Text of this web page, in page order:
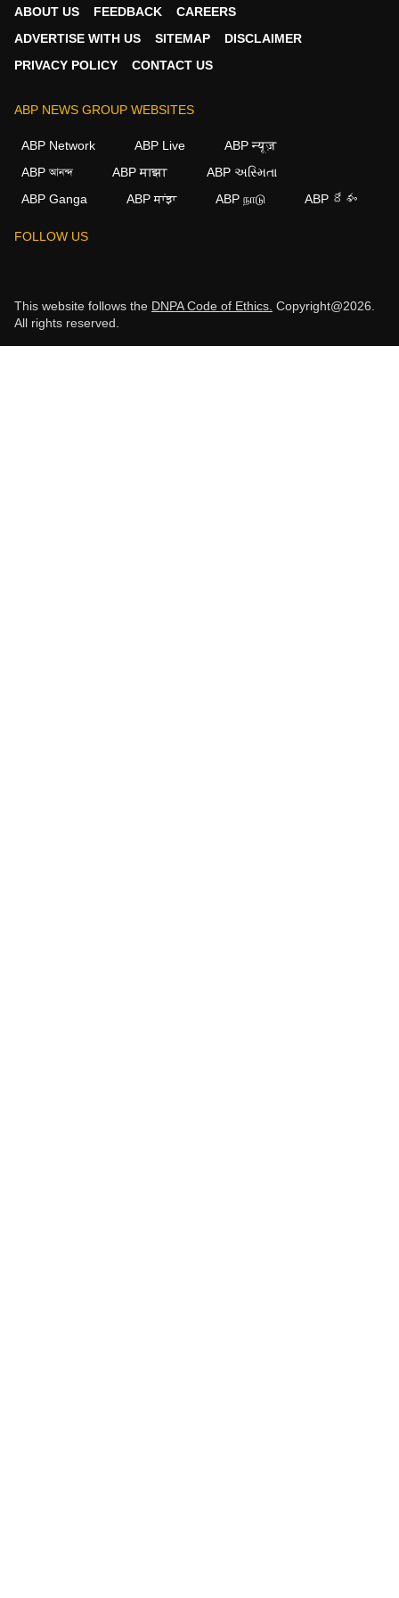
ABOUT US FEEDBACK
CAREERS
ADVERTISE WITH US
SITEMAP
DISCLAIMER
PRIVACY POLICY
CONTACT US
ABP NEWS GROUP WEBSITES
ABP Network ABP Live
ABP न्यूज़
ABP আনন্দ
ABP माझा
ABP અસ્મિતા
ABP Ganga
ABP ਸਾਂਝਾ ABP நாடு ABP దేశం
FOLLOW US
This website follows the DNPA Code of Ethics. Copyright@2026.
All rights reserved.